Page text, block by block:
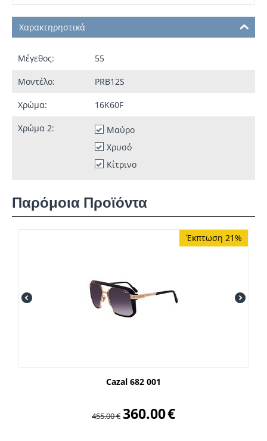
Χαρακτηρηστικά
Μέγεθος: 55
Μοντέλο: PRB12S
Χρώμα: 16K60F
Χρώμα 2:
Μαύρο
Χρυσό
Κίτρινο
Παρόμοια Προϊόντα
Έκπτωση 21%
Cazal 682 001
455.00€ 360.00€